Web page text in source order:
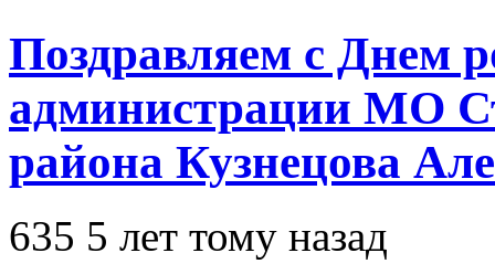
Поздравляем с Днем
администрации МО
района Кузнецова
635 5 лет тому назад